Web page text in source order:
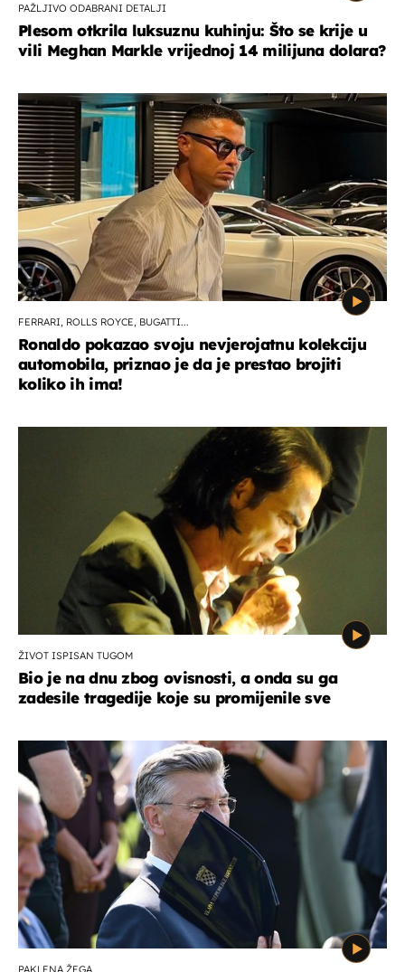
PAŽLJIVO ODABRANI DETALJI
Plesom otkrila luksuznu kuhinju: Što se krije u
vili Meghan Markle vrijednoj 14 milijuna dolara?
FERRARI, ROLLS ROYCE, BUGATTI...
Ronaldo pokazao svoju nevjerojatnu kolekciju
automobila, priznao je da je prestao brojiti
koliko ih ima!
ŽIVOT ISPISAN TUGOM
Bio je na dnu zbog ovisnosti, a onda su ga
zadesile tragedije koje su promijenile sve
PAKLENA ŽEGA